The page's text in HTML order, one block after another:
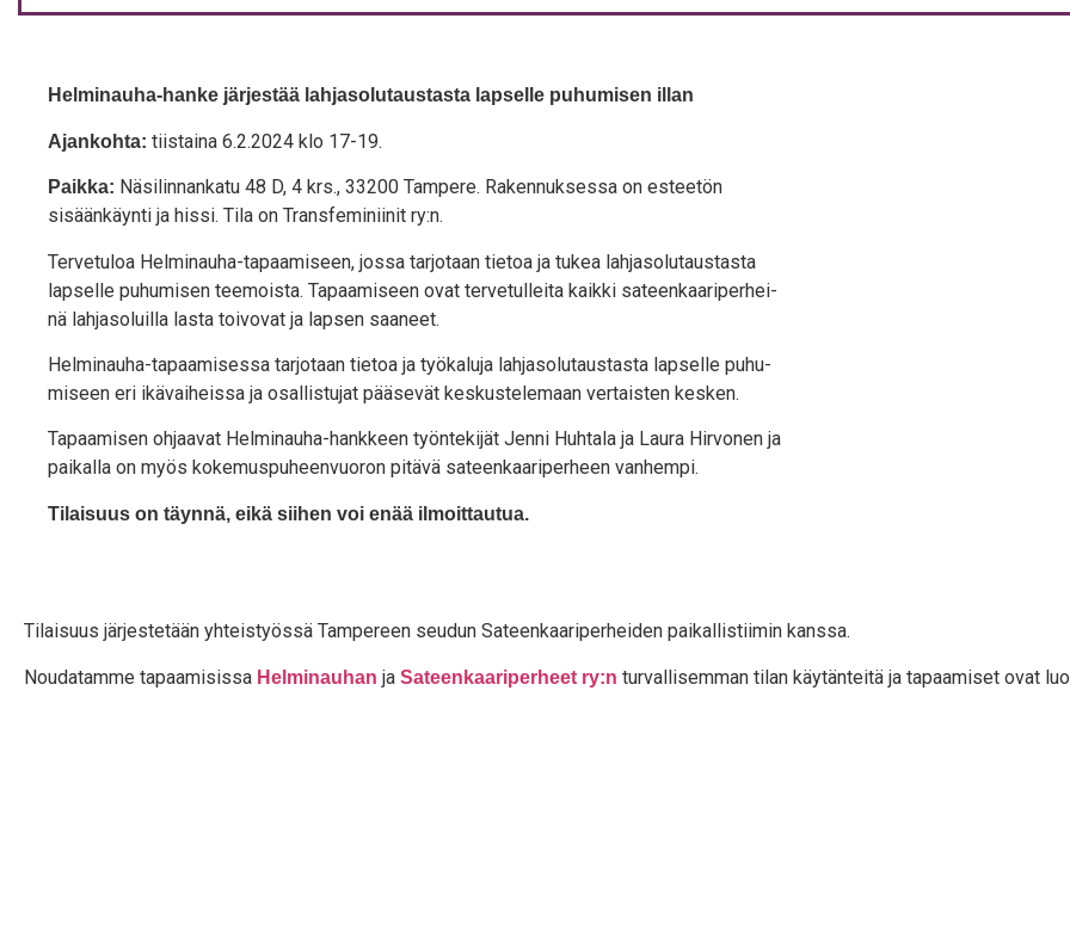
Hel­mi­nau­ha-han­ke jär­jes­tää lah­ja­so­lu­taus­tas­ta lap­sel­le puhu­mi­sen illan
Ajan­koh­ta: tiis­tai­na 6.2.2024 klo 17-19.
Paik­ka: Näsi­lin­nan­ka­tu 48 D, 4 krs., 33200 Tam­pe­re. Raken­nuk­ses­sa on estee­tön
sisään­käyn­ti ja his­si. Tila on Trans­fe­mi­nii­nit ry:n.
Ter­ve­tu­loa Hel­mi­nau­ha-tapaa­mi­seen, jos­sa tar­jo­taan tie­toa ja tukea lah­ja­so­lu­taus­tas­ta
lap­sel­le puhu­mi­sen tee­mois­ta. Tapaa­mi­seen ovat ter­ve­tul­lei­ta kaik­ki sateen­kaa­ri­per­hei­
nä lah­ja­so­luil­la las­ta toi­vo­vat ja lap­sen saaneet.
Hel­mi­nau­ha-tapaa­mi­ses­sa tar­jo­taan tie­toa ja työ­ka­lu­ja lah­ja­so­lu­taus­tas­ta lap­sel­le puhu­
mi­seen eri ikä­vai­heis­sa ja osal­lis­tu­jat pää­se­vät kes­kus­te­le­maan ver­tais­ten kesken.
Tapaa­mi­sen ohjaa­vat Hel­mi­nau­ha-hank­keen työn­te­ki­jät Jen­ni Huh­ta­la ja Lau­ra Hir­vo­nen ja
pai­kal­la on myös koke­mus­pu­heen­vuo­ron pitä­vä sateen­kaa­ri­per­heen vanhempi.
Tilai­suus on täyn­nä, eikä sii­hen voi enää ilmoittautua.
Tilai­suus jär­jes­te­tään yhteis­työs­sä Tam­pe­reen seu­dun Sateen­kaa­ri­per­hei­den pai­kal­lis­tii­min kanssa.
Nou­da­tam­me tapaa­mi­sis­sa Hel­mi­nau­han ja Sateen­kaa­ri­per­heet ry:n tur­val­li­sem­man tilan käy­tän­tei­tä ja tapaa­mi­set ovat